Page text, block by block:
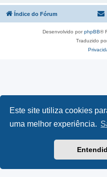
Este site utiliza cookies
uma melhor experiência.
Índice do Fórum
Desenvolvido porphpBB®
Traduzido